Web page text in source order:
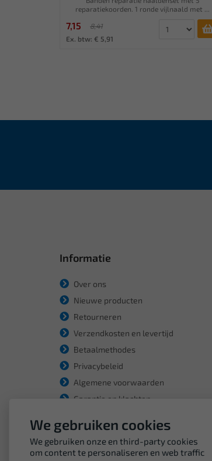
reparatiekoorden. 1 ronde vijlnaald met ...
7,15
8,41
Ex. btw: € 5,91
Informatie
Over ons
Nieuwe producten
Retourneren
Verzendkosten en levertijd
Betaalmethodes
Privacybeleid
Algemene voorwaarden
Garantie en klachten
We gebruiken cookies
We gebruiken onze en third-party cookies
om content te personaliseren en web traffic